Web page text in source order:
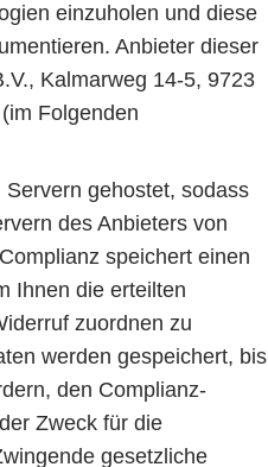
einzuholen und diese
Anbieter dieser
Kalmarweg 14-5, 9723
Folgenden
gehostet, sodass
des Anbieters von
speichert einen
Ihnen die erteilten
zuordnen zu
werden gespeichert, bis
den Complianz-
Zweck für die
gesetzliche